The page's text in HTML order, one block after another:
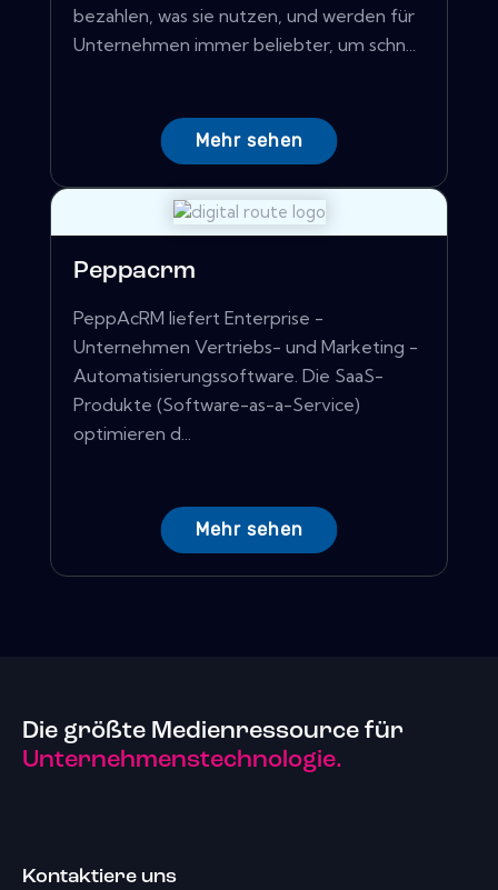
bezahlen, was sie nutzen, und werden für
Unternehmen immer beliebter, um schn...
Mehr sehen
Peppacrm
PeppAcRM liefert Enterprise -
Unternehmen Vertriebs- und Marketing -
Automatisierungssoftware. Die SaaS-
Produkte (Software-as-a-Service)
optimieren d...
Mehr sehen
Die größte Medienressource für
Unternehmenstechnologie.
Kontaktiere uns